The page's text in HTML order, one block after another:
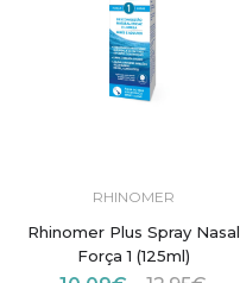
RHINOMER
Rhinomer Plus Spray Nasal
Força 1 (125ml)